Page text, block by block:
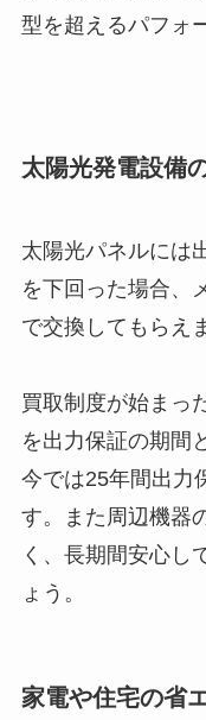
型を超えるパフォ
太陽光発電設備
太陽光パネルには
を下回った場合、
で交換してもらえ
買取制度が始まっ
を出力保証の期間
今では25年間出力
す。また周辺機器
く、長期間安心し
ょう。
家電や住宅の省